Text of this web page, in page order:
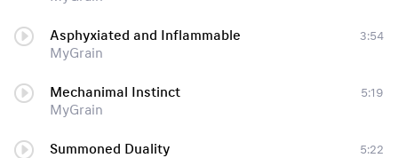
Asphyxiated and Inflammable
MyGrain
3:54
Mechanimal Instinct
MyGrain
5:19
Summoned Duality
5:22